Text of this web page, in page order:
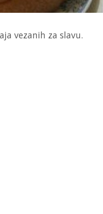
vezanih za slavu.